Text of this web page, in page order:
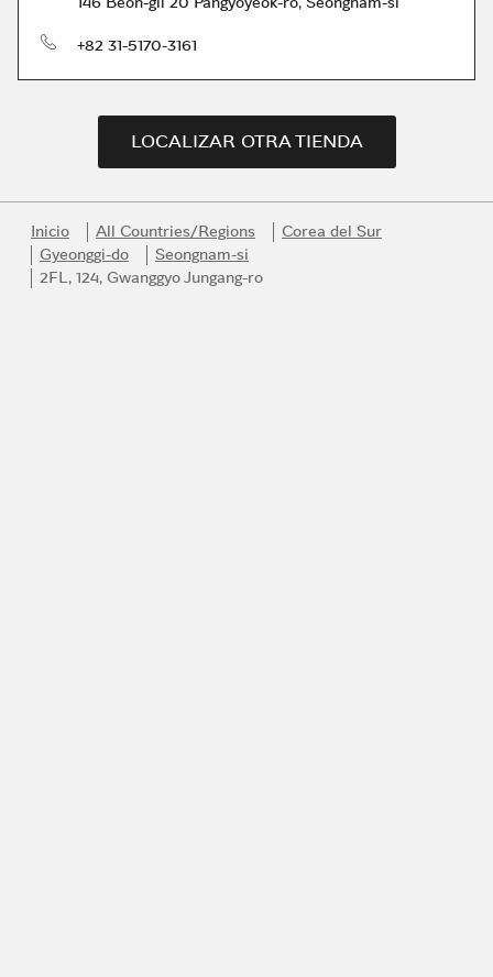
Teléfono+82 31-5170-3161
LOCALIZAR OTRA TIENDA
Inicio All Countries/Regions
Corea del Sur
Gyeonggi-do
Seongnam-si
2FL, 124, Gwanggyo Jungang-ro